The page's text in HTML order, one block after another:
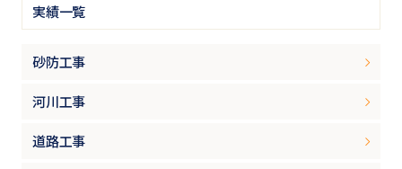
実績一覧
砂防工事
河川工事
道路工事